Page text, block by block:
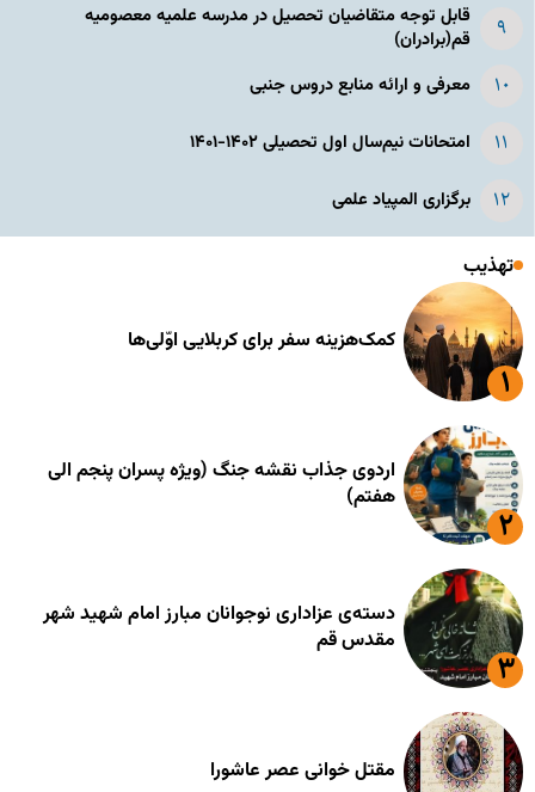
قابل توجه متقاضیان تحصیل در مدرسه علمیه معصومیه
قم(برادران)
معرفی و ارائه منابع دروس جنبی
امتحانات نیم‌سال اول تحصیلی ۱۴۰۲-۱۴۰۱
برگزاری المپیاد علمی
تهذیب
کمک‌هزینه سفر برای کربلایی اوّلی‌ها
اردوی جذاب نقشه جنگ (ویژه پسران پنجم الی
هفتم)
دسته‌ی عزاداری نوجوانان مبارز امام شهید شهر
مقدس قم
مقتل خوانی عصر عاشورا